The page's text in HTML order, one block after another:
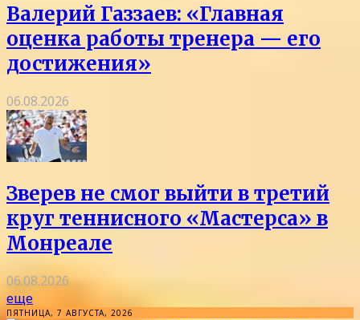
Валерий Газзаев: «Главная
оценка работы тренера — его
достижения»
06.08.2026
Зверев не смог выйти в третий
круг теннисного «Мастерса» в
Монреале
06.08.2026
еще
ПЯТНИЦА, 7 АВГУСТА, 2026